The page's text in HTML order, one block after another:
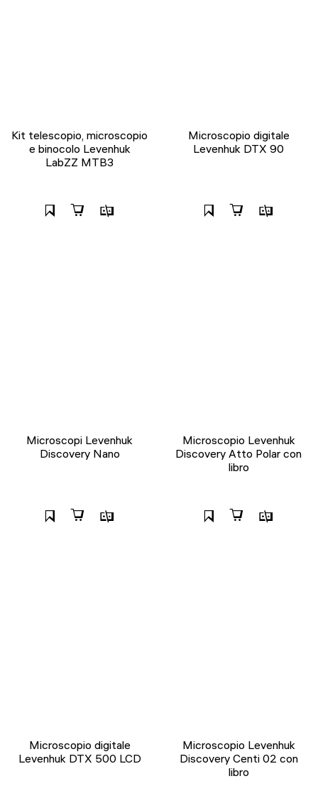
Kit telescopio, microscopio
e binocolo Levenhuk
LabZZ MTB3
Microscopio digitale
Levenhuk DTX 90
Microscopi Levenhuk
Discovery Nano
Microscopio Levenhuk
Discovery Atto Polar con
libro
Microscopio digitale
Levenhuk DTX 500 LCD
Microscopio Levenhuk
Discovery Centi 02 con
libro